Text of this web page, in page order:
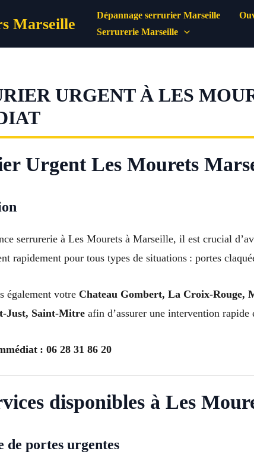
Marseille Dépannage serrurier Marseille
Serrurerie Marseille
URGENT À LES
Urgent Les Mourets
serrurerie à Les Mourets à Marseille, il est crucial
rapidement pour tous types de situations : portes
également votre Chateau Gombert, La Croix-Rouge,
Just, Saint-Mitre afin d’assurer une intervention
: 06 28 31 86 20
disponibles à Les
de portes urgentes